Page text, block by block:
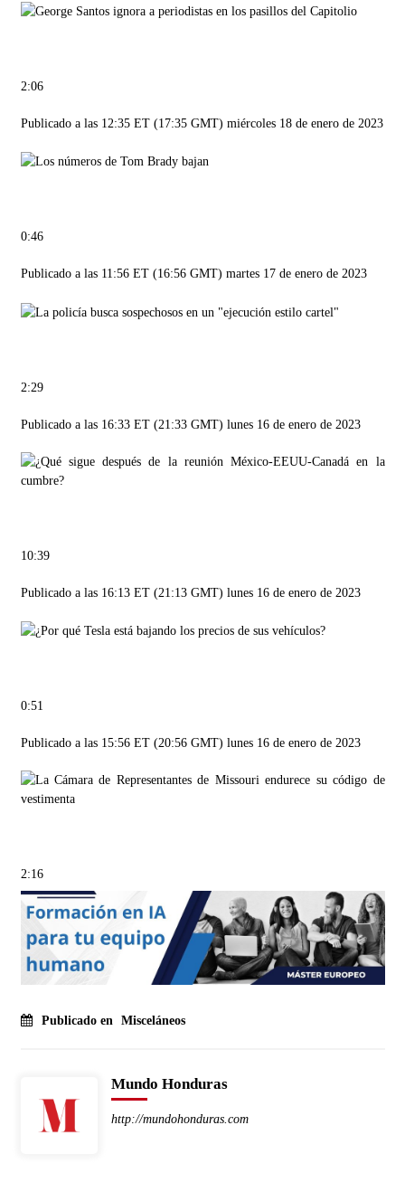
2:06
Publicado a las 12:35 ET (17:35 GMT) miércoles 18 de enero de 2023
0:46
Publicado a las 11:56 ET (16:56 GMT) martes 17 de enero de 2023
2:29
Publicado a las 16:33 ET (21:33 GMT) lunes 16 de enero de 2023
10:39
Publicado a las 16:13 ET (21:13 GMT) lunes 16 de enero de 2023
0:51
Publicado a las 15:56 ET (20:56 GMT) lunes 16 de enero de 2023
2:16
Publicado en Misceláneos
Mundo Honduras
http://mundohonduras.com